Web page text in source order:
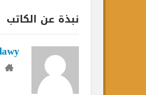
نبذة عن الكاتب
elgedawy